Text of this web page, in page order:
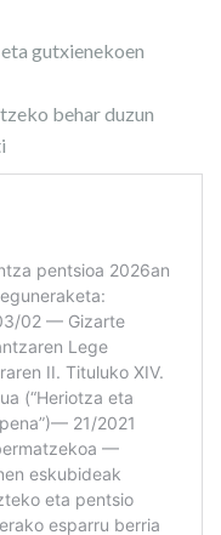
gutxienekoen
behar duzun